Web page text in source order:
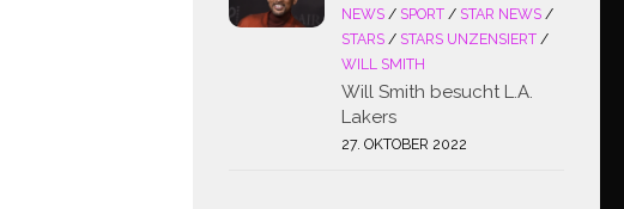
NEWS / SPORT / STAR NEWS /
STARS / STARS UNZENSIERT /
WILL SMITH
Will Smith besucht L.A.
Lakers
27. OKTOBER 2022